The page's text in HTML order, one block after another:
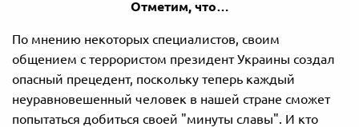
Отметим, что…
По мнению некоторых специалистов, своим
общением с террористом президент Украины создал
опасный прецедент, поскольку теперь каждый
неуравновешенный человек в нашей стране сможет
попытаться добиться своей "минуты славы". И кто